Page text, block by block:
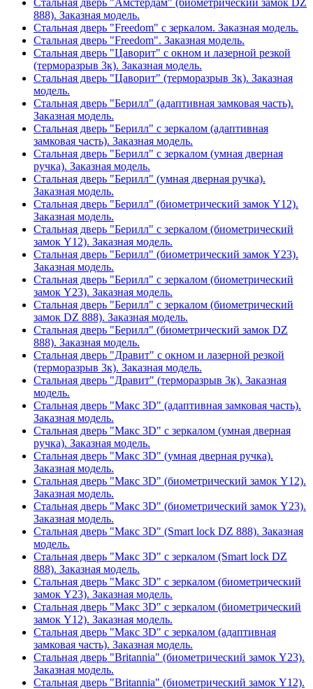
Стальная дверь "Амстердам" (биометрический замок DZ
888). Заказная модель.
Стальная дверь "Freedom" с зеркалом. Заказная модель.
Стальная дверь "Freedom". Заказная модель.
Стальная дверь "Цаворит" с окном и лазерной резкой
(терморазрыв 3к). Заказная модель.
Стальная дверь "Цаворит" (терморазрыв 3к). Заказная
модель.
Стальная дверь "Берилл" (адаптивная замковая часть).
Заказная модель.
Стальная дверь "Берилл" с зеркалом (адаптивная
замковая часть). Заказная модель.
Стальная дверь "Берилл" с зеркалом (умная дверная
ручка). Заказная модель.
Стальная дверь "Берилл" (умная дверная ручка).
Заказная модель.
Стальная дверь "Берилл" (биометрический замок Y12).
Заказная модель.
Стальная дверь "Берилл" с зеркалом (биометрический
замок Y12). Заказная модель.
Стальная дверь "Берилл" (биометрический замок Y23).
Заказная модель.
Стальная дверь "Берилл" с зеркалом (биометрический
замок Y23). Заказная модель.
Стальная дверь "Берилл" с зеркалом (биометрический
замок DZ 888). Заказная модель.
Стальная дверь "Берилл" (биометрический замок DZ
888). Заказная модель.
Стальная дверь "Дравит" с окном и лазерной резкой
(терморазрыв 3к). Заказная модель.
Стальная дверь "Дравит" (терморазрыв 3к). Заказная
модель.
Стальная дверь "Макс 3D" (адаптивная замковая часть).
Заказная модель.
Стальная дверь "Макс 3D" с зеркалом (умная дверная
ручка). Заказная модель.
Стальная дверь "Макс 3D" (умная дверная ручка).
Заказная модель.
Стальная дверь "Макс 3D" (биометрический замок Y12).
Заказная модель.
Стальная дверь "Макс 3D" (биометрический замок Y23).
Заказная модель.
Стальная дверь "Макс 3D" (Smart lock DZ 888). Заказная
модель.
Стальная дверь "Макс 3D" с зеркалом (Smart lock DZ
888). Заказная модель.
Стальная дверь "Макс 3D" с зеркалом (биометрический
замок Y23). Заказная модель.
Стальная дверь "Макс 3D" с зеркалом (биометрический
замок Y12). Заказная модель.
Стальная дверь "Макс 3D" с зеркалом (адаптивная
замковая часть). Заказная модель.
Стальная дверь "Britannia" (биометрический замок Y23).
Заказная модель.
Стальная дверь "Britannia" (биометрический замок Y12).